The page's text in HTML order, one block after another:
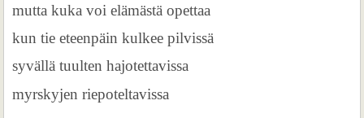
mutta kuka voi elämästä opettaa
kun tie eteenpäin kulkee pilvissä
syvällä tuulten hajotettavissa
myrskyjen riepoteltavissa